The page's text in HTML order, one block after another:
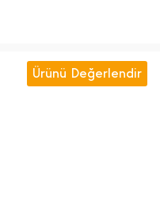
Ürünü Değerlendir